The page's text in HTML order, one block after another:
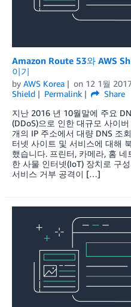
Amazon Route 53와 AWS
이기
by AWS Korea on 12 1월
Shield
Permalink
Share
지난 2016 년 10월말에 주요
(DDoS)으로 인한 대규모 사이
개의 IP 주소에서 대량 DNS 조
터넷 사이트 및 서비스에 대해
했습니다. 프린터, 카메라, 홈
한 사물 인터넷(IoT) 장치로 구
서비스 거부 공격이 […]